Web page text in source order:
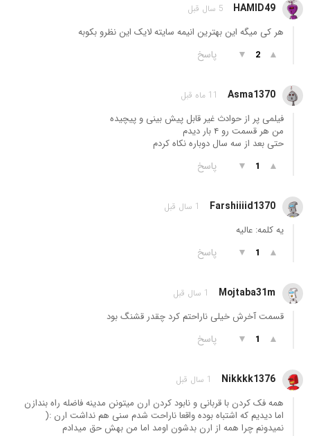
HAMID49 5 سال قبل
هر کی میگه این بهترین انیمه سایته لایک این نظرو بکوبه
▲
2
▼ پاسخ
Asma1370 11 ماه قبل
فیلمی پر از حوادث غیر قابل پیش بینی و پیچیده
من هر قسمت رو ۴ بار دیدم
حتی بعد از سه سال دوباره نکاه کردم
▲
1
▼ پاسخ
Farshiiiid1370 1 سال قبل
یه کلمه: عالیه
▲
1
▼ پاسخ
Mojtaba31m 1 سال قبل
قسمت آخرش خیلی ناراحتم کرد چقدر قشنگ بود
▲
1
▼ پاسخ
Nikkkk1376 1 سال قبل
همه فک کردن با قربانی و نابود کردن ارن میتونن مدینه فاضله راه بندازن
اما دیدیم که اشتباه بوده واقعا ناراحت شدم سنی هم نداشت ارن :(
نمیدونم چرا همه از ارن بدشون اومد اما من بهش حق میدادم